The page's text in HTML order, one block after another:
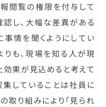
閲覧の権限を付与して
認し、大幅な差異がある
情を聞くようにしてい
りも、現場を知る人が現
果が見込めると考えて
集していることは社員に
取り組みにより「見られ